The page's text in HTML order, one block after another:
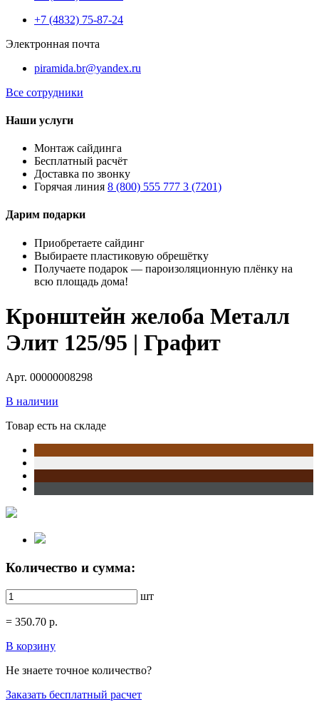
+7 (4832) 75-87-24
Электронная почта
piramida.br@yandex.ru
Все сотрудники
Наши услуги
Монтаж сайдинга
Бесплатный расчёт
Доставка по звонку
Горячая линия 8 (800) 555 777 3 (7201)
Дарим подарки
Приобретаете сайдинг
Выбираете пластиковую обрешётку
Получаете подарок — пароизоляционную плёнку на
всю площадь дома!
Кронштейн желоба Металл
Элит 125/95 | Графит
Арт. 00000008298
В наличии
Товар есть на складе
Количество и сумма:
шт
= 350.70 р.
В корзину
Не знаете точное количество?
Заказать бесплатный расчет